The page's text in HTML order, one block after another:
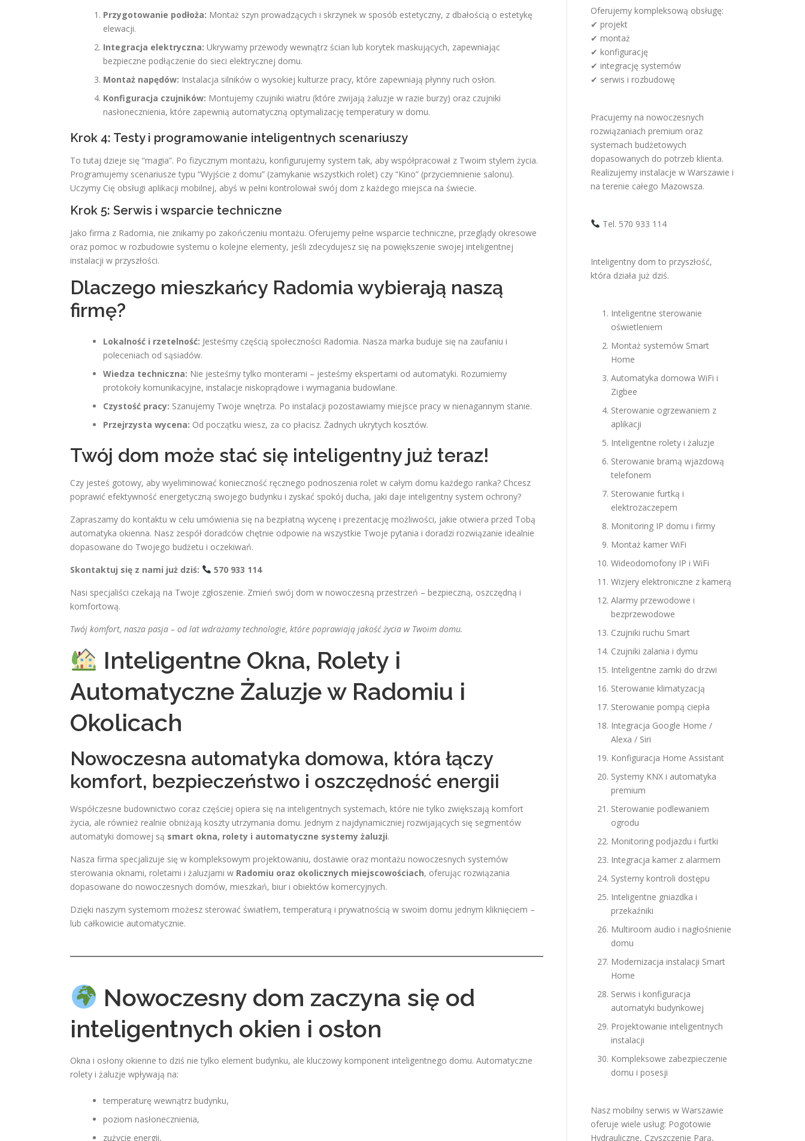
Przygotowanie podłoża: Montaż szyn prowadzących i skrzynek w sposób estetyczny, z dbałością o estetykę
elewacji.
Integracja elektryczna: Ukrywamy przewody wewnątrz ścian lub korytek maskujących, zapewniając
bezpieczne podłączenie do sieci elektrycznej domu.
Montaż napędów: Instalacja silników o wysokiej kulturze pracy, które zapewniają płynny ruch osłon.
Konfiguracja czujników: Montujemy czujniki wiatru (które zwijają żaluzje w razie burzy) oraz czujniki
nasłonecznienia, które zapewnią automatyczną optymalizację temperatury w domu.
Krok 4: Testy i programowanie inteligentnych scenariuszy
To tutaj dzieje się “magia”. Po fizycznym montażu, konfigurujemy system tak, aby współpracował z Twoim stylem życia.
Programujemy scenariusze typu “Wyjście z domu” (zamykanie wszystkich rolet) czy “Kino” (przyciemnienie salonu).
Uczymy Cię obsługi aplikacji mobilnej, abyś w pełni kontrolował swój dom z każdego miejsca na świecie.
Krok 5: Serwis i wsparcie techniczne
Jako firma z Radomia, nie znikamy po zakończeniu montażu. Oferujemy pełne wsparcie techniczne, przeglądy okresowe
oraz pomoc w rozbudowie systemu o kolejne elementy, jeśli zdecydujesz się na powiększenie swojej inteligentnej
instalacji w przyszłości.
Dlaczego mieszkańcy Radomia wybierają naszą
firmę?
Lokalność i rzetelność: Jesteśmy częścią społeczności Radomia. Nasza marka buduje się na zaufaniu i
poleceniach od sąsiadów.
Wiedza techniczna: Nie jesteśmy tylko monterami – jesteśmy ekspertami od automatyki. Rozumiemy
protokoły komunikacyjne, instalacje niskoprądowe i wymagania budowlane.
Czystość pracy: Szanujemy Twoje wnętrza. Po instalacji pozostawiamy miejsce pracy w nienagannym stanie.
Przejrzysta wycena: Od początku wiesz, za co płacisz. Żadnych ukrytych kosztów.
Twój dom może stać się inteligentny już teraz!
Czy jesteś gotowy, aby wyeliminować konieczność ręcznego podnoszenia rolet w całym domu każdego ranka? Chcesz
poprawić efektywność energetyczną swojego budynku i zyskać spokój ducha, jaki daje inteligentny system ochrony?
Zapraszamy do kontaktu w celu umówienia się na bezpłatną wycenę i prezentację możliwości, jakie otwiera przed Tobą
automatyka okienna. Nasz zespół doradców chętnie odpowie na wszystkie Twoje pytania i doradzi rozwiązanie idealnie
dopasowane do Twojego budżetu i oczekiwań.
Skontaktuj się z nami już dziś:
570 933 114
Nasi specjaliści czekają na Twoje zgłoszenie. Zmień swój dom w nowoczesną przestrzeń – bezpieczną, oszczędną i
komfortową.
Twój komfort, nasza pasja – od lat wdrażamy technologie, które poprawiają jakość życia w Twoim domu.
Inteligentne Okna, Rolety i
Automatyczne Żaluzje w Radomiu i
Okolicach
Nowoczesna automatyka domowa, która łączy
komfort, bezpieczeństwo i oszczędność energii
Współczesne budownictwo coraz częściej opiera się na inteligentnych systemach, które nie tylko zwiększają komfort
życia, ale również realnie obniżają koszty utrzymania domu. Jednym z najdynamiczniej rozwijających się segmentów
automatyki domowej są smart okna, rolety i automatyczne systemy żaluzji.
Nasza firma specjalizuje się w kompleksowym projektowaniu, dostawie oraz montażu nowoczesnych systemów
sterowania oknami, roletami i żaluzjami w Radomiu oraz okolicznych miejscowościach, oferując rozwiązania
dopasowane do nowoczesnych domów, mieszkań, biur i obiektów komercyjnych.
Dzięki naszym systemom możesz sterować światłem, temperaturą i prywatnością w swoim domu jednym kliknięciem –
lub całkowicie automatycznie.
Nowoczesny dom zaczyna się od
inteligentnych okien i osłon
Okna i osłony okienne to dziś nie tylko element budynku, ale kluczowy komponent inteligentnego domu. Automatyczne
rolety i żaluzje wpływają na:
temperaturę wewnątrz budynku,
poziom nasłonecznienia,
zużycie energii,
Oferujemy kompleksową obsługę:
✔ projekt
✔ montaż
✔ konfigurację
✔ integrację systemów
✔ serwis i rozbudowę
Pracujemy na nowoczesnych
rozwiązaniach premium oraz
systemach budżetowych
dopasowanych do potrzeb klienta.
Realizujemy instalacje w Warszawie i
na terenie całego Mazowsza.
Tel. 570 933 114
Inteligentny dom to przyszłość,
która działa już dziś.
Inteligentne sterowanie
oświetleniem
Montaż systemów Smart
Home
Automatyka domowa WiFi i
Zigbee
Sterowanie ogrzewaniem z
aplikacji
Inteligentne rolety i żaluzje
Sterowanie bramą wjazdową
telefonem
Sterowanie furtką i
elektrozaczepem
Monitoring IP domu i firmy
Montaż kamer WiFi
Wideodomofony IP i WiFi
Wizjery elektroniczne z kamerą
Alarmy przewodowe i
bezprzewodowe
Czujniki ruchu Smart
Czujniki zalania i dymu
Inteligentne zamki do drzwi
Sterowanie klimatyzacją
Sterowanie pompą ciepła
Integracja Google Home /
Alexa / Siri
Konfiguracja Home Assistant
Systemy KNX i automatyka
premium
Sterowanie podlewaniem
ogrodu
Monitoring podjazdu i furtki
Integracja kamer z alarmem
Systemy kontroli dostępu
Inteligentne gniazdka i
przekaźniki
Multiroom audio i nagłośnienie
domu
Modernizacja instalacji Smart
Home
Serwis i konfiguracja
automatyki budynkowej
Projektowanie inteligentnych
instalacji
Kompleksowe zabezpieczenie
domu i posesji
Nasz mobilny serwis w Warszawie
oferuje wiele usług: Pogotowie
Hydrauliczne, Czyszczenie Parą,